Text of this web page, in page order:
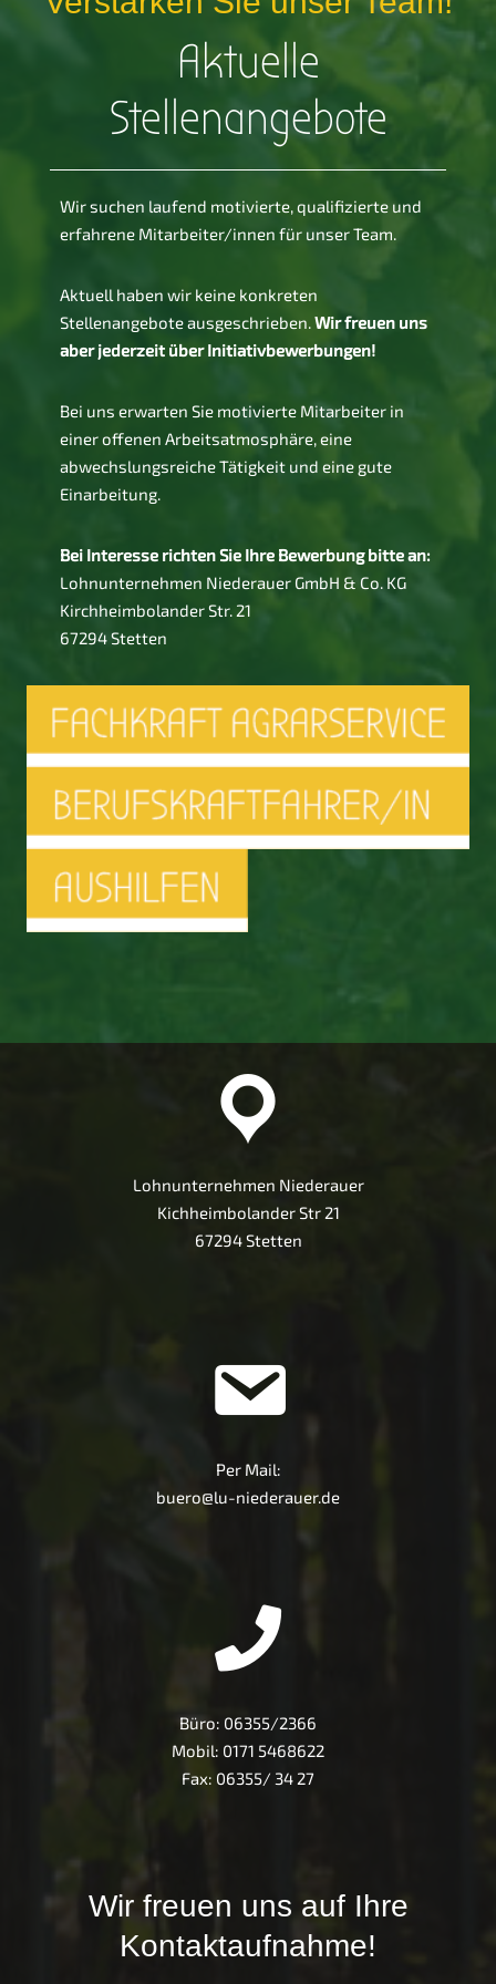
Aktuelle
Stellenangebote
Wir suchen laufend motivierte, qualifizierte und
erfahrene Mitarbeiter/innen für unser Team.
Aktuell haben wir keine konkreten
Stellenangebote ausgeschrieben.Wir freuen uns
aber jederzeit über Initiativbewerbungen!
Bei uns erwarten Sie motivierte Mitarbeiter in
einer offenen Arbeitsatmosphäre, eine
abwechslungsreiche Tätigkeit und eine gute
Einarbeitung.
Bei Interesse richten Sie Ihre Bewerbung bitte an:
Lohnunternehmen Niederauer GmbH & Co. KG
Kirchheimbolander Str. 21
67294 Stetten
Lohnunternehmen Niederauer
Kichheimbolander Str 21
67294 Stetten
Per Mail:
buero@lu-niederauer.de
Büro: 06355/2366
Mobil: 0171 5468622
Fax: 06355/ 34 27
Wir freuen uns auf Ihre
Kontaktaufnahme!